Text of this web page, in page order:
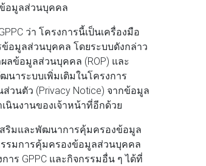
อมูลส่วนบุคคล
ว่า โครงการนี้เป็นเครื่องมือ
อมูลส่วนบุคคล โดยระบบดังกล่าว
ลข้อมูลส่วนบุคคล (ROP) และ
นาระบบเพิ่มเติมในโครงการ
วนตัว (Privacy Notice) จากข้อมูล
นินงานของเจ้าหน้าที่อีกด้วย
สริมและพัฒนาการคุ้มครองข้อมูล
รมการคุ้มครองข้อมูลส่วนบุคคล
าร GPPC และกิจกรรมอื่น ๆ ได้ที่